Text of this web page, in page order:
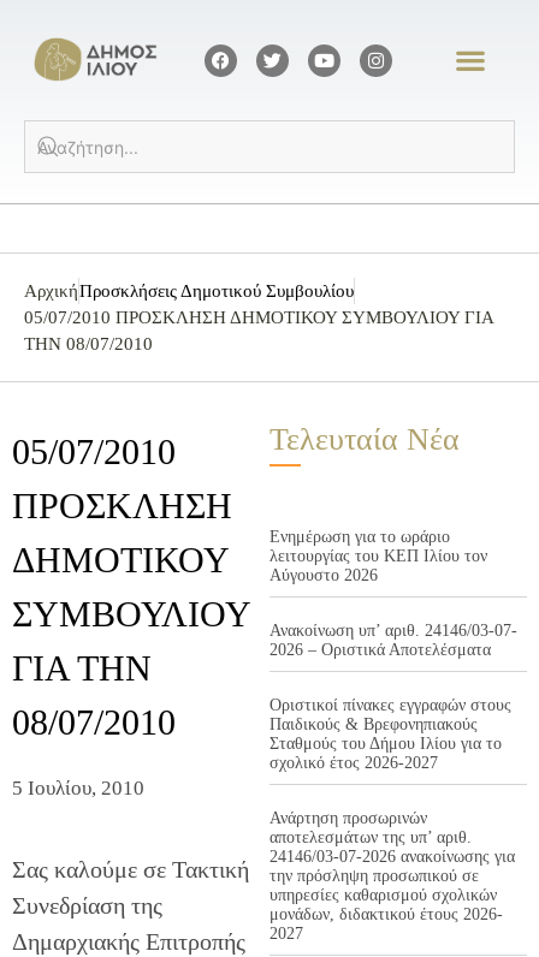
ΑρχικήΠροσκλήσεις Δημοτικού Συμβουλίου
05/07/2010 ΠΡΟΣΚΛΗΣΗ ΔΗΜΟΤΙΚΟΥ ΣΥΜΒΟΥΛΙΟΥ ΓΙΑ
ΤΗΝ 08/07/2010
05/07/2010
ΠΡΟΣΚΛΗΣΗ
ΔΗΜΟΤΙΚΟΥ
ΣΥΜΒΟΥΛΙΟΥ
ΓΙΑ ΤΗΝ
08/07/2010
5 Ιουλίου, 2010
Σας καλούμε σε Τακτική
Συνεδρίαση της
Δημαρχιακής Επιτροπής
Τελευταία Νέα
Ενημέρωση για το ωράριο
λειτουργίας του ΚΕΠ Ιλίου τον
Αύγουστο 2026
Ανακοίνωση υπ’ αριθ. 24146/03-07-
2026 – Οριστικά Αποτελέσματα
Οριστικοί πίνακες εγγραφών στους
Παιδικούς & Βρεφονηπιακούς
Σταθμούς του Δήμου Ιλίου για το
σχολικό έτος 2026-2027
Ανάρτηση προσωρινών
αποτελεσμάτων της υπ’ αριθ.
24146/03-07-2026 ανακοίνωσης για
την πρόσληψη προσωπικού σε
υπηρεσίες καθαρισμού σχολικών
μονάδων, διδακτικού έτους 2026-
2027